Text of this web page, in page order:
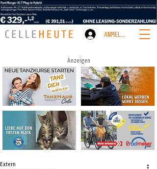
ANMELDEN
Anzeigen
Extern